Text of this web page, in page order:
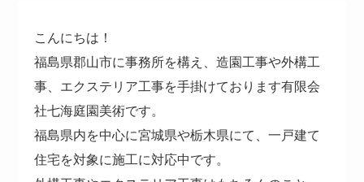
こんにちは！
福島県郡山市に事務所を構え、造園工事や外構工
事、エクステリア工事を手掛けております有限会
社七海庭園美術です。
福島県内を中心に宮城県や栃木県にて、一戸建て
住宅を対象に施工に対応中です。